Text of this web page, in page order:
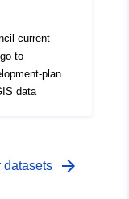
current
to
plan
data
datasets arrow_forward